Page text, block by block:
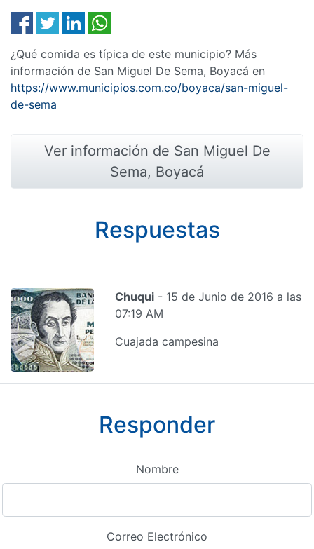
¿Qué comida es típica de este municipio? Más
información de San Miguel De Sema, Boyacá en
https://www.municipios.com.co/boyaca/san-miguel-
de-sema
Ver información de San Miguel De
Sema, Boyacá
Respuestas
Chuqui - 15 de Junio de 2016 a las
07:19 AM
Cuajada campesina
Responder
Nombre
Correo Electrónico